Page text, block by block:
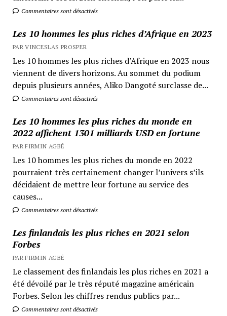
Commentaires sont désactivés
Les 10 hommes les plus riches d’Afrique en 2023
PAR VINCESLAS PROSPER
Les 10 hommes les plus riches d’Afrique en 2023 nous
viennent de divers horizons. Au sommet du podium
depuis plusieurs années, Aliko Dangoté surclasse de...
Commentaires sont désactivés
Les 10 hommes les plus riches du monde en
2022 affichent 1301 milliards USD en fortune
PAR FIRMIN AGBÉ
Les 10 hommes les plus riches du monde en 2022
pourraient très certainement changer l’univers s’ils
décidaient de mettre leur fortune au service des
causes...
Commentaires sont désactivés
Les finlandais les plus riches en 2021 selon
Forbes
PAR FIRMIN AGBÉ
Le classement des finlandais les plus riches en 2021 a
été dévoilé par le très réputé magazine américain
Forbes. Selon les chiffres rendus publics par...
Commentaires sont désactivés